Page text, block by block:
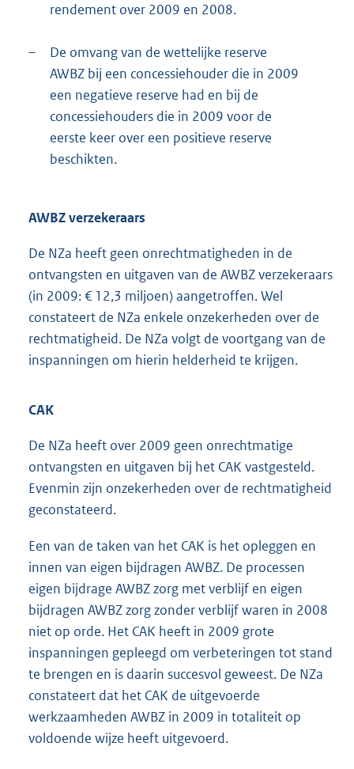
rendement over 2009 en 2008.
–
De omvang van de wettelijke reserve
AWBZ bij een concessiehouder die in 2009
een negatieve reserve had en bij de
concessiehouders die in 2009 voor de
eerste keer over een positieve reserve
beschikten.
AWBZ verzekeraars
De NZa heeft geen onrechtmatigheden in de
ontvangsten en uitgaven van de AWBZ verzekeraars
(in 2009: € 12,3 miljoen) aangetroffen. Wel
constateert de NZa enkele onzekerheden over de
rechtmatigheid. De NZa volgt de voortgang van de
inspanningen om hierin helderheid te krijgen.
CAK
De NZa heeft over 2009 geen onrechtmatige
ontvangsten en uitgaven bij het CAK vastgesteld.
Evenmin zijn onzekerheden over de rechtmatigheid
geconstateerd.
Een van de taken van het CAK is het opleggen en
innen van eigen bijdragen AWBZ. De processen
eigen bijdrage AWBZ zorg met verblijf en eigen
bijdragen AWBZ zorg zonder verblijf waren in 2008
niet op orde. Het CAK heeft in 2009 grote
inspanningen gepleegd om verbeteringen tot stand
te brengen en is daarin succesvol geweest. De NZa
constateert dat het CAK de uitgevoerde
werkzaamheden AWBZ in 2009 in totaliteit op
voldoende wijze heeft uitgevoerd.